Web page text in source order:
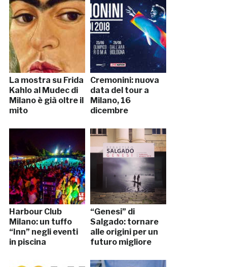
La mostra su Frida
Kahlo al Mudec di
Milano è già oltre il
mito
Cremonini: nuova
data del tour a
Milano, 16
dicembre
Harbour Club
Milano: un tuffo
“Inn” negli eventi
in piscina
“Genesi” di
Salgado: tornare
alle origini per un
futuro migliore